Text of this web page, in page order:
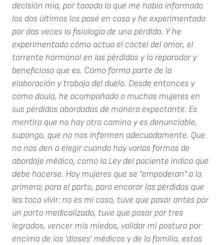
decisión mía, por tooodo lo que me había informado
los dos últimos los pasé en casa y he experimentado
por dos veces la fisiología de una pérdida. Y he
experimentado cómo actua el cóctel del amor, el
torrente hormonal en las pérdidas y lo reparador y
beneficioso que es. Cómo forma parte de la
elaboración y trabajo del duelo. Desde entonces y
como doula, he acompañado a muchas mujeres en
sus pérdidas abordadas de manera expectante. Es
mentira que no hay otro camino y es denunciable,
supongo, que no nos informen adecuadamente. Que
no nos den a elegir cuando hay varias formas de
abordaje médico, como la Ley del paciente indica que
debe hacerse. Hay mujeres que se "empoderan" a la
primera; para el parto, para encarar las pérdidas que
les toca vivir: no es mi caso, tuve que pasar antes por
un parto medicalizado, tuve que pasar por tres
legrados, vencer mis miedos, validar mi postura por
encima de los 'dioses' médicos y de la familia, estos